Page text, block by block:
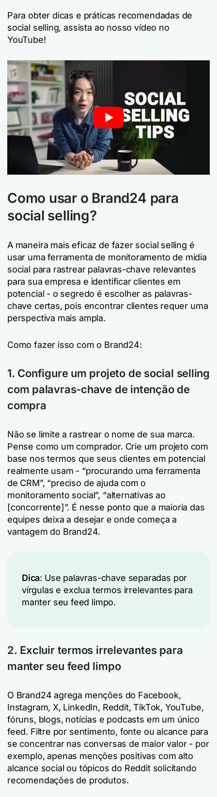
Para obter dicas e práticas recomendadas de
social selling, assista ao nosso vídeo no
YouTube!
Como usar o Brand24 para
social selling?
A maneira mais eficaz de fazer social selling é
usar uma ferramenta de monitoramento de mídia
social para rastrear palavras-chave relevantes
para sua empresa e identificar clientes em
potencial - o segredo é escolher as palavras-
chave certas, pois encontrar clientes requer uma
perspectiva mais ampla.
Como fazer isso com o Brand24:
1. Configure um projeto de social selling
com palavras-chave de intenção de
compra
Não se limite a rastrear o nome de sua marca.
Pense como um comprador. Crie um projeto com
base nos termos que seus clientes em potencial
realmente usam - “procurando uma ferramenta
de CRM”, “preciso de ajuda com o
monitoramento social”, “alternativas ao
[concorrente]”. É nesse ponto que a maioria das
equipes deixa a desejar e onde começa a
vantagem do Brand24.
Dica: Use palavras-chave separadas por
vírgulas e exclua termos irrelevantes para
manter seu feed limpo.
2. Excluir termos irrelevantes para
manter seu feed limpo
O Brand24 agrega menções do Facebook,
Instagram, X, LinkedIn, Reddit, TikTok, YouTube,
fóruns, blogs, notícias e podcasts em um único
feed. Filtre por sentimento, fonte ou alcance para
se concentrar nas conversas de maior valor - por
exemplo, apenas menções positivas com alto
alcance social ou tópicos do Reddit solicitando
recomendações de produtos.